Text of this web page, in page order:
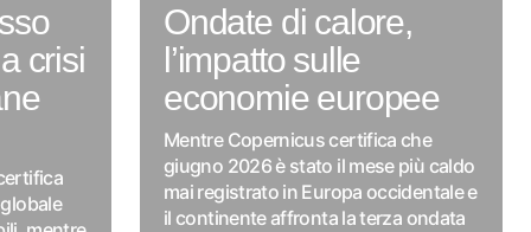
crisi
Ondate di calore,
l’impatto sulle
economie europee
Mentre Copernicus certifica che
giugno 2026 è stato il mese più caldo
mai registrato in Europa occidentale e
il continente affronta la terza ondata